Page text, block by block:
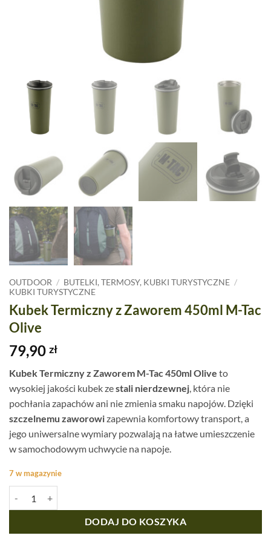
OUTDOOR / BUTELKI, TERMOSY, KUBKI TURYSTYCZNE /
KUBKI TURYSTYCZNE
Kubek Termiczny z Zaworem 450ml M-Tac
Olive
79,90 zł
Kubek Termiczny z Zaworem M-Tac 450ml Olive to
wysokiej jakości kubek zestali nierdzewnej , która nie
pochłania zapachów ani nie zmienia smaku napojów. Dzięki
szczelnemu zaworowizapewnia komfortowy transport, a
jego uniwersalne wymiary pozwalają na łatwe umieszczenie
w samochodowym uchwycie na napoje.
7 w magazynie
DODAJ DO KOSZYKA